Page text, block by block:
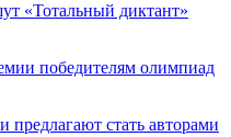
«Тотальный диктант»
победителям олимпиад
стать авторами